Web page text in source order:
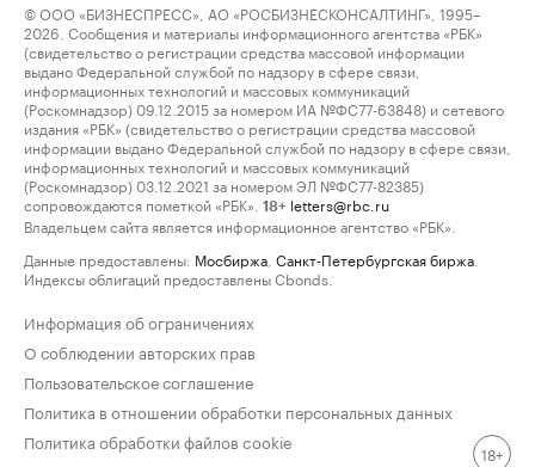
© ООО «БИЗНЕСПРЕСС», АО «РОСБИЗНЕСКОНСАЛТИНГ», 1995–
2026. Сообщения и материалы информационного агентства «РБК»
(свидетельство о регистрации средства массовой информации
выдано Федеральной службой по надзору в сфере связи,
информационных технологий и массовых коммуникаций
(Роскомнадзор) 09.12.2015 за номером ИА №ФС77-63848) и сетевого
издания «РБК» (свидетельство о регистрации средства массовой
информации выдано Федеральной службой по надзору в сфере связи,
информационных технологий и массовых коммуникаций
(Роскомнадзор) 03.12.2021 за номером ЭЛ №ФС77-82385)
сопровождаются пометкой «РБК».
18+ letters@rbc.ru
Владельцем сайта является информационное агентство «РБК».
Данные предоставлены: Мосбиржа Санкт-Петербургская биржа
Индексы облигаций предоставлены Cbonds.
Информация об ограничениях
О соблюдении авторских прав
Пользовательское соглашение
Политика в отношении обработки персональных данных
Политика обработки файлов cookie
18+